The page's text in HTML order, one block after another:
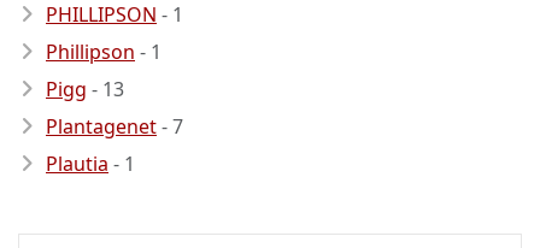
PHILLIPSON - 1
Phillipson - 1
Pigg - 13
Plantagenet- 7
Plautia - 1